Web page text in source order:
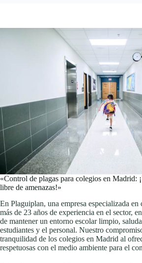
«Control de plagas para colegios en Madrid:
libre de amenazas!»
En Plaguiplan, una empresa especializada en
más de 23 años de experiencia en el sector,
de mantener un entorno escolar limpio,
estudiantes y el personal. Nuestro
tranquilidad de los colegios en Madrid al
respetuosas con el medio ambiente para el